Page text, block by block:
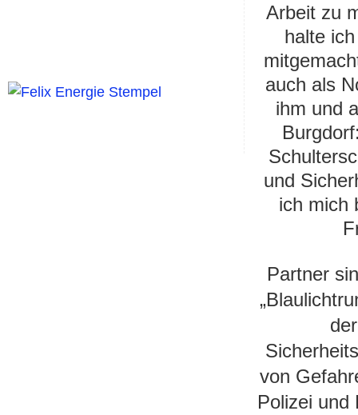
Arbeit zu
halte
mitge
auch als
ihm und
Burgdorf
und
ich mich
Partner
von
Polizei und